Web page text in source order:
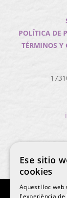
POLÍTICA DE
TÉRMINOS Y
Ese sitio
cookies
Aquest lloc
l'experiència